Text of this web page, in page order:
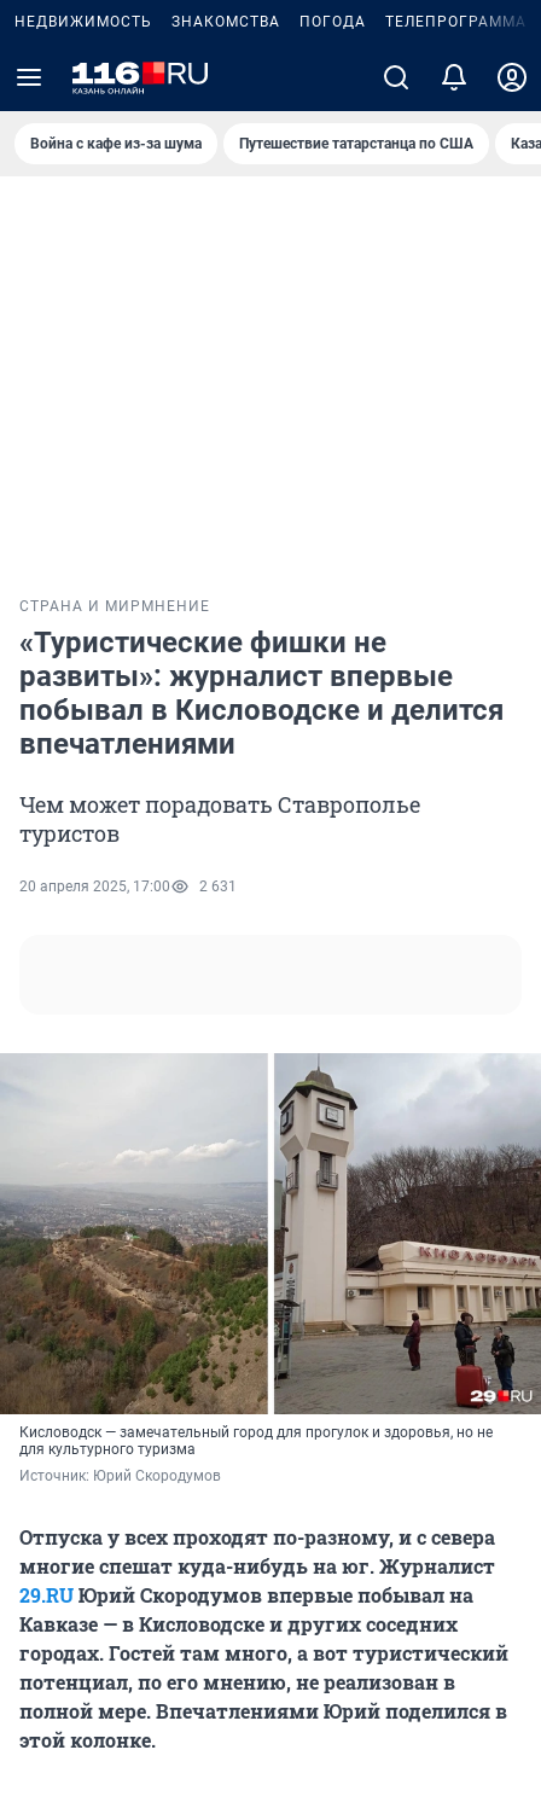
НЕДВИЖИМОСТЬ ЗНАКОМСТВА ПОГОДА ТЕЛЕПРОГРАММА
Война с кафе из-за шума Путешествие татарстанца по США
СТРАНА И МИР МНЕНИЕ
«Туристические фишки не
развиты»: журналист впервые
побывал в Кисловодске и делится
впечатлениями
Чем может порадовать Ставрополье
туристов
20 апреля 2025, 17:00 2 631
Кисловодск — замечательный город для прогулок и здоровья, но не
для культурного туризма
Источник: Юрий Скородумов
Отпуска у всех проходят по-разному, и с севера
многие спешат куда-нибудь на юг. Журналист
29.RUЮрий Скородумов впервые побывал на
Кавказе — в Кисловодске и других соседних
городах. Гостей там много, а вот туристический
потенциал, по его мнению, не реализован в
полной мере. Впечатлениями Юрий поделился в
этой колонке.